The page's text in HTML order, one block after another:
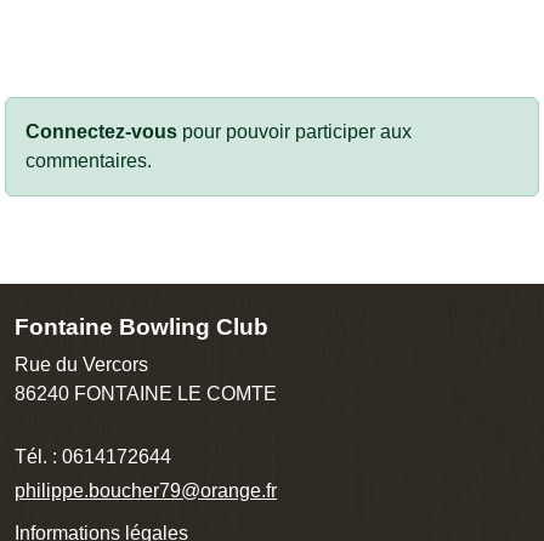
Connectez-vous pour pouvoir participer aux
commentaires.
Fontaine Bowling Club
Rue du Vercors
86240 FONTAINE LE COMTE
Tél. : 0614172644
philippe.boucher79@orange.fr
Informations légales